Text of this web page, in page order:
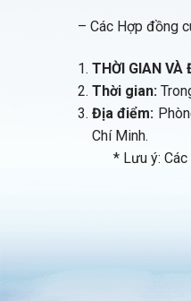
– Các Hợp đồng
THỜI GIAN VÀ
Thời gian:
Địa điểm:
Chí Minh.
* Lưu ý: Các